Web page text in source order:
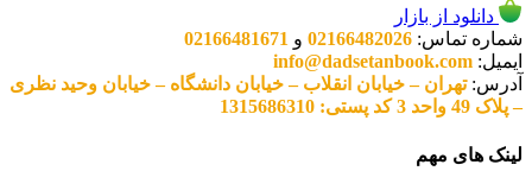
دانلود از بازار
شماره تماس: 02166482026 و 02166481671
ایمیل: info@dadsetanbook.com
آدرس:تهران – خیابان انقلاب – خیابان دانشگاه – خیابان وحید نظری
– پلاک 49 واحد 3 کد پستی: 1315686310
لینک های مهم